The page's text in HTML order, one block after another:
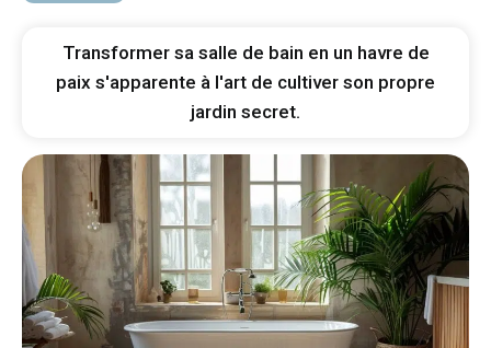
Transformer sa salle de bain en un havre de
paix s'apparente à l'art de cultiver son propre
jardin secret.